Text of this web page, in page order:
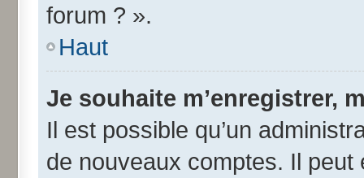
forum ? ».
Haut
Je souhaite m’enregistrer,
Il est possible qu’un
de nouveaux comptes. Il